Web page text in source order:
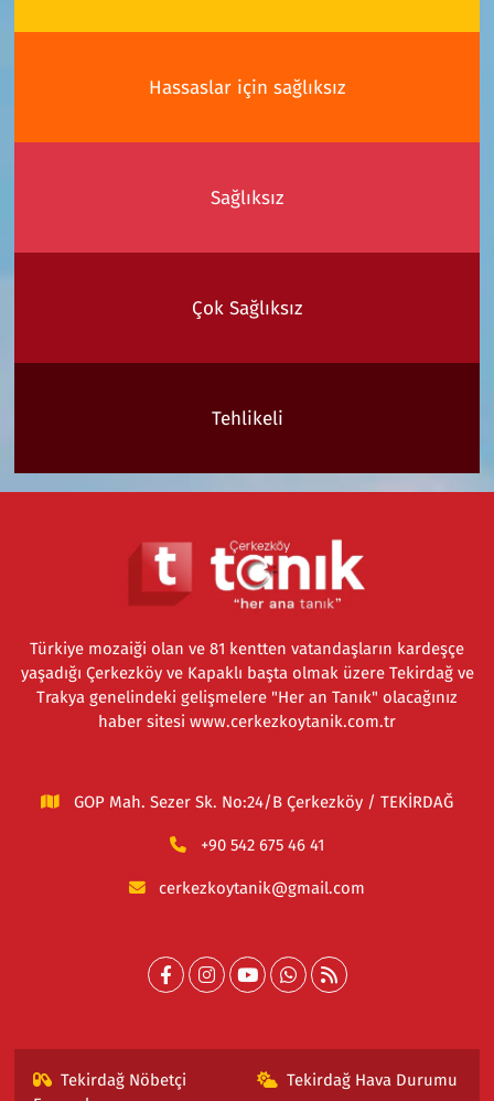
Hassaslar için sağlıksız
Sağlıksız
Çok Sağlıksız
Tehlikeli
Türkiye mozaiği olan ve 81 kentten vatandaşların kardeşçe
yaşadığı Çerkezköy ve Kapaklı başta olmak üzere Tekirdağ ve
Trakya genelindeki gelişmelere "Her an Tanık" olacağınız
haber sitesi www.cerkezkoytanik.com.tr
GOP Mah. Sezer Sk. No:24/B Çerkezköy / TEKİRDAĞ
+90 542 675 46 41
cerkezkoytanik@gmail.com
Tekirdağ Nöbetçi
Tekirdağ Hava Durumu